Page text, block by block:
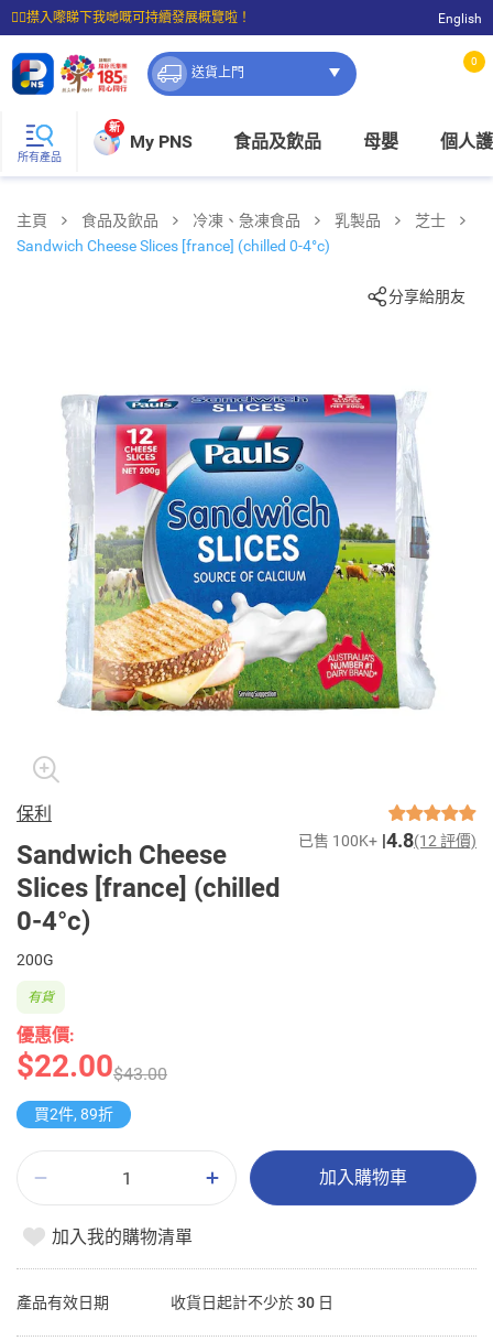
☝🏼㩒入嚟睇下我哋嘅可持續發展概覽啦！
⭐購物滿$399即享免費送貨；滿$100即可免費店取。
English
送貨上門
0
所有產品
新
My PNS 食品及飲品 母嬰 個人
主頁 食品及飲品 冷凍、急凍食品 乳製品
芝士
Sandwich Cheese Slices [france] (chilled 0-4°c)
分享給朋友
保利
Sandwich Cheese
Slices [france] (chilled
0-4°c)
已售 100K+ 4.8(12 評價)
200G
優惠價:
$22.00$43.00
有貨
買2件, 89折
加入購物車
加入我的購物清單
產品有效日期 收貨日起計不少於 30 日